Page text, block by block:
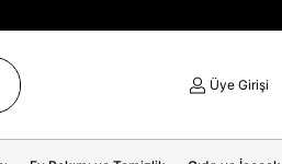
Üye Girişi